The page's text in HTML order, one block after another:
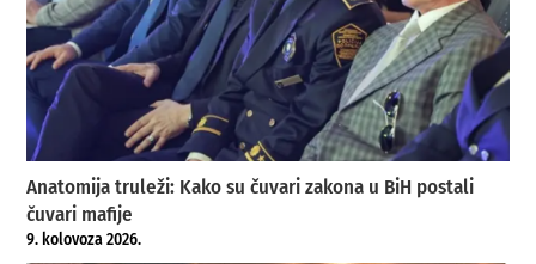
Anatomija truleži: Kako su čuvari zakona u BiH postali
čuvari mafije
9. kolovoza 2026.